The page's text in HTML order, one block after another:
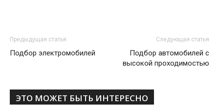
Предыдущая статья
Подбор электромобилей
Следующая статья
Подбор автомобилей с
высокой проходимостью
ЭТО МОЖЕТ БЫТЬ ИНТЕРЕСНО